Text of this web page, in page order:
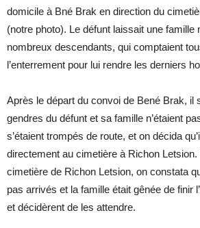
domicile à Bné Brak en direction du
(notre photo). Le défunt laissait une famille
nombreux descendants, qui comptaient
l’enterrement pour lui rendre les derniers
Après le départ du convoi de Bené Brak, il
gendres du défunt et sa famille n’étaient
s’étaient trompés de route, et on décida
directement au cimetière à Richon Letsion.
cimetière de Richon Letsion, on constata
pas arrivés et la famille était gênée de finir
et décidèrent de les attendre.